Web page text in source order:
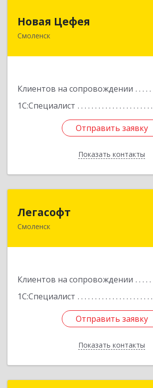
Новая Цефея
Смоленск
Клиентов на сопровождении
1С:Специалист
Отправить заявку
Показать контакты
214018, Смоленская обл, Смоленск
Отправить заявку
Назад
Легасофт
Смоленск
Клиентов на сопровождении
1С:Специалист
Отправить заявку
Показать контакты
214018, Смоленская обл,
Отправить заявку
Назад